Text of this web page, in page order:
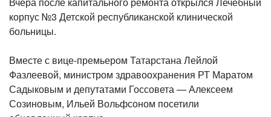
корпус №3 Детской республиканской клинической
больницы.
Вместе с вице-премьером Татарстана Лейлой
Фазлеевой, министром здравоохранения РТ Маратом
Садыковым и депутатами Госсовета — Алексеем
Созиновым, Ильей Вольфсоном посетили